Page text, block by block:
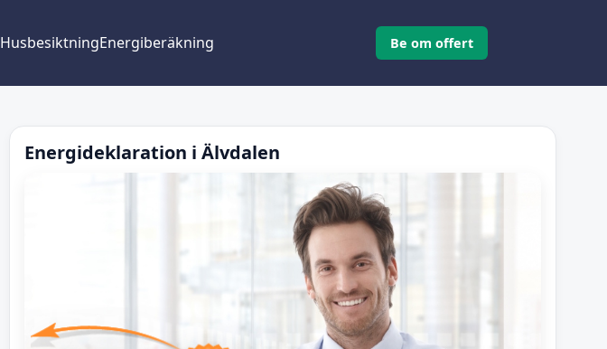
HusbesiktningEnergiberäkning Be om offert
Energideklaration i Älvdalen